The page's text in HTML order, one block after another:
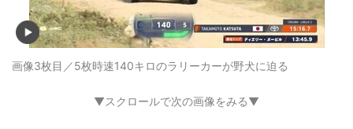
画像3枚目／5枚時速140キロのラリーカーが野犬に迫る
▼スクロールで次の画像をみる▼